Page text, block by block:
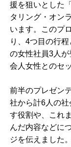
援を狙いとした
タリング・オン
います。このプ
り、4つ目の行
の女性社員3人
会人女性とのセ
前半のプレゼン
社から計6人の
す役割や、これ
んだ内容などに
ジを伝えました